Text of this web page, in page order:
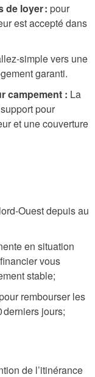
de loyer : pour
est accepté dans
simple vers une
garanti.
campement : La
pour
et une couverture
Ouest depuis au
en situation
vous
stable;
rembourser les
jours;
de l’itinérance